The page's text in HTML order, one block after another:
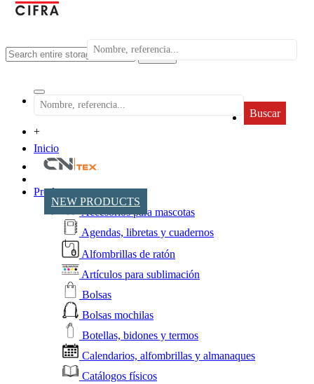
search
Buscar
+
Inicio
NEW PRODUCTS
Productos
Accesorios para mascotas
Agendas, libretas y cuadernos
Alfombrillas de ratón
Artículos para sublimación
Bolsas
Bolsas mochilas
Botellas, bidones y termos
Calendarios, alfombrillas y almanaques
Catálogos físicos